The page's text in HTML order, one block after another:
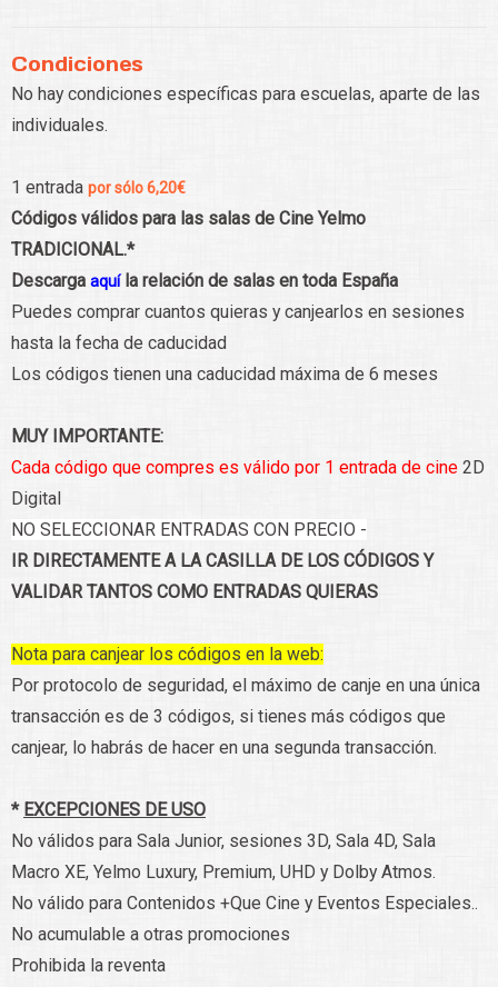
Condiciones
No hay condiciones específicas para escuelas, aparte de las
individuales.
1 entrada por sólo 6,20€
Códigos válidos para las salas de Cine Yelmo
TRADICIONAL.*
Descarga aquí la relación de salas en toda España
Puedes comprar cuantos quieras y canjearlos en sesiones
hasta la fecha de caducidad
Los códigos tienen una caducidad máxima de 6 meses
MUY IMPORTANTE:
Cada código que compres es válido por 1 entrada de cine 2D
Digital
NO SELECCIONAR ENTRADAS CON PRECIO -
IR DIRECTAMENTE A LA CASILLA DE LOS CÓDIGOS Y
VALIDAR TANTOS COMO ENTRADAS QUIERAS
Nota para canjear los códigos en la web:
Por protocolo de seguridad, el máximo de canje en una única
transacción es de 3 códigos, si tienes más códigos que
canjear, lo habrás de hacer en una segunda transacción.
* EXCEPCIONES DE USO
No válidos para Sala Junior, sesiones 3D, Sala 4D, Sala
Macro XE, Yelmo Luxury, Premium, UHD y Dolby Atmos.
No válido para Contenidos +Que Cine y Eventos Especiales..
No acumulable a otras promociones
Prohibida la reventa